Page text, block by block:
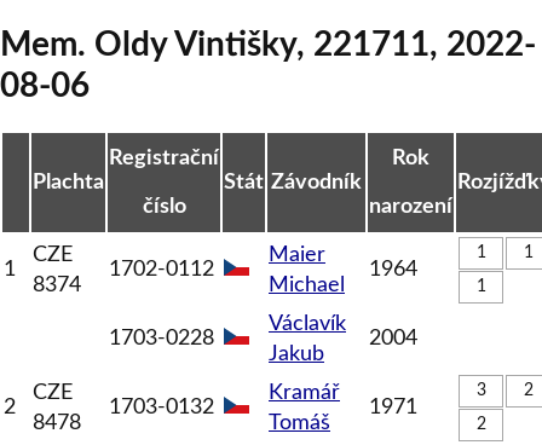
Mem. Oldy Vintišky, 221711, 2022-
08-06
Plachta
Registrační
číslo
Stát Závodník
Rok
narození
1
CZE
8374
1702-0112
Maier
Michael
1964
1
1
1
1703-0228
Václavík
Jakub
2004
2
CZE
8478
1703-0132
Kramář
Tomáš
1971
3
2
2